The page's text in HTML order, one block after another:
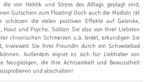
die von Hektik und Stress des Alltags geplagt sind,
Gutschein zum Floating! Doch auch die Medizin rät
schätzen die vielen positiven Effekte auf Gelenke,
Haut und Psyche. Sollten Sie also von Ihrer Liebsten
chronischen Schmerzen u.ä. leidet, erkundigen Sie
inwieweit Sie Ihrer Freundin durch ein Schwebebad
Außerdem eignet es sich für Liebhaber von
Neugierigen, die ihre Achtsamkeit und Bewusstheit
und abschalten!